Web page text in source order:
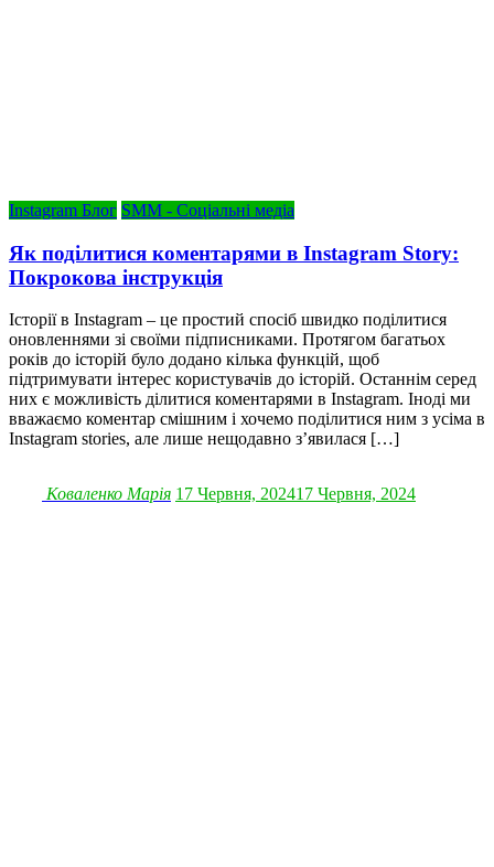
Instagram Блог SMM - Соціальні медіа
Як поділитися коментарями в Instagram Story:
Покрокова інструкція
Історії в Instagram – це простий спосіб швидко поділитися
оновленнями зі своїми підписниками. Протягом багатьох
років до історій було додано кілька функцій, щоб
підтримувати інтерес користувачів до історій. Останнім серед
них є можливість ділитися коментарями в Instagram. Іноді ми
вважаємо коментар смішним і хочемо поділитися ним з усіма в
Instagram stories, але лише нещодавно з’явилася […]
Коваленко Марія 17 Червня, 202417 Червня, 2024